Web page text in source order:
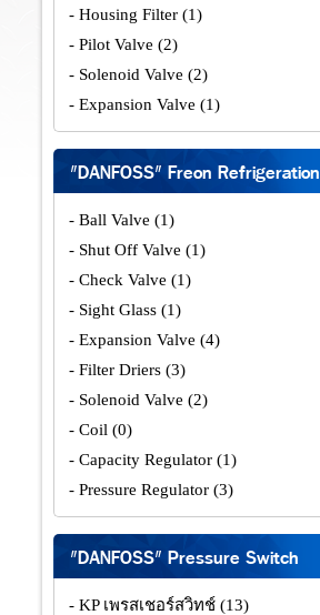
- Housing Filter (1)
- Pilot Valve (2)
- Solenoid Valve (2)
- Expansion Valve (1)
"DANFOSS" Freon Refrigeration
- Ball Valve (1)
- Shut Off Valve (1)
- Check Valve (1)
- Sight Glass (1)
- Expansion Valve (4)
- Filter Driers (3)
- Solenoid Valve (2)
- Coil (0)
- Capacity Regulator (1)
- Pressure Regulator (3)
"DANFOSS" Pressure Switch
- KP เพรสเชอร์สวิทช์ (13)